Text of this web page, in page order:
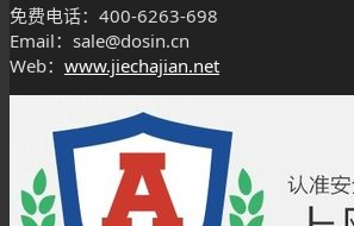
免费电话：400-6263-698
Email：sale@dosin.cn
Web： www.jiechajian.net